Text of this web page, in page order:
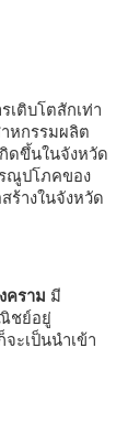
เติบโตสักเท่า
หกรรมผลิต
ดขึ้นในจังหวัด
รณูปโภคของ
ร้างในจังหวัด
คราม มี
ชย์อยู่
จะเป็นนำเข้า